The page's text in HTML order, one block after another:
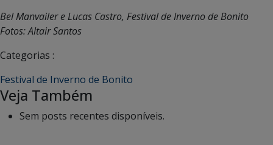
Bel Manvailer e Lucas Castro, Festival de Inverno de Bonito
Fotos: Altair Santos
Categorias :
Festival de Inverno de Bonito
Veja Também
Sem posts recentes disponíveis.